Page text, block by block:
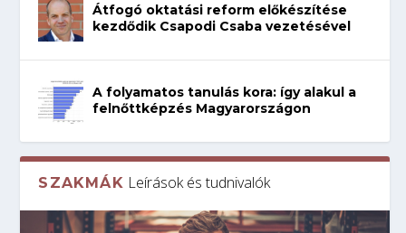
Átfogó oktatási reform előkészítése
kezdődik Csapodi Csaba vezetésével
A folyamatos tanulás kora: így alakul a
felnőttképzés Magyarországon
SZAKMÁK Leírások és tudnivalók